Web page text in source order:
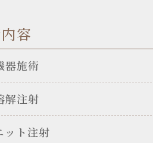
容
器施術
解注射
ット注射